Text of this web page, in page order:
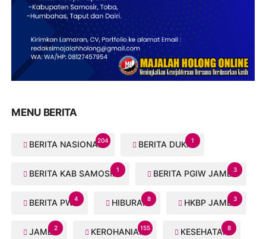
MENU BERITA
BERITA NASIONAL204 BERITA DUKA1
BERITA KAB SAMOSIR1 BERITA PGIW JAMBI3
BERITA PWI4 HIBURAN8 HKBP JAMBI3
JAMBI2 KEROHANIAN155 KESEHATAN8